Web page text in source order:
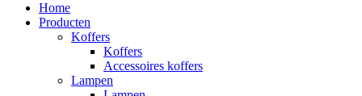
Home
Producten
Koffers
Koffers
Accessoires koffers
Lampen